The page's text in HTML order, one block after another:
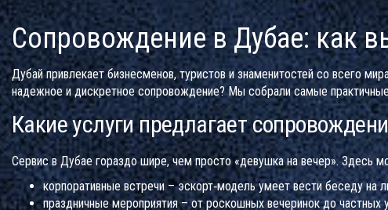
Сопровождение в Дубае: как
Дубай привлекает бизнесменов, туристов и знаменитостей со всего
надежное и дискретное сопровождение? Мы собрали самые
Какие услуги предлагает
Сервис в Дубае гораздо шире, чем просто «девушка на вечер». Здесь
корпоративные встречи – эскорт‑модель умеет вести беседу
праздничные мероприятия – от роскошных вечеринок до частных